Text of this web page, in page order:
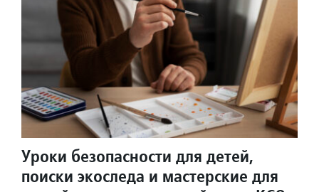
Уроки безопасности для детей,
поиски экоследа и мастерские для